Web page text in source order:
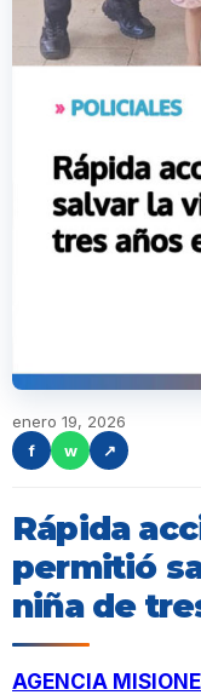
enero 19, 2026
f
w ↗
Rápida
permitió
niña de
AGENCIA